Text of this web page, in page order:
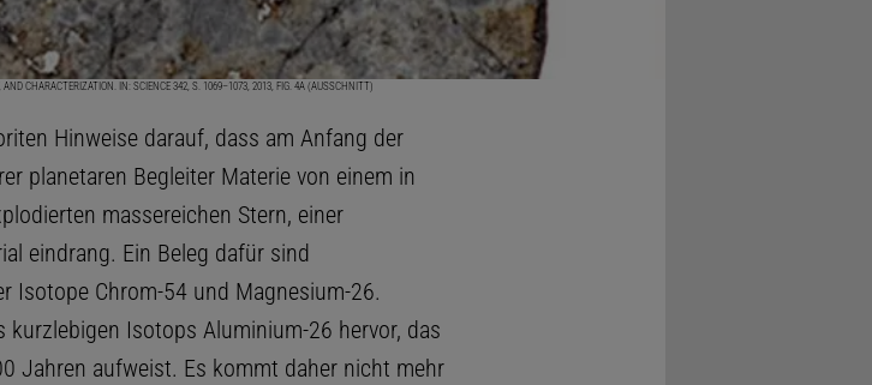
CHARACTERIZATION. IN: SCIENCE 342, S. 1069–1073, 2013, FIG. 4A (AUSSCHNITT)
Hinweise darauf, dass am Anfang der
planetaren Begleiter Materie von einem in
massereichen Stern, einer
eindrang. Ein Beleg dafür sind
Isotope Chrom-54 und Magnesium-26.
Isotops Aluminium-26 hervor, das
Jahren aufweist. Es kommt daher nicht mehr